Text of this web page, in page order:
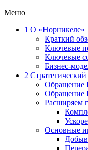
Меню
1 О «Норникеле»
Краткий
Ключевые
Ключевые
Бизнес-
2 Стратегический
Обращение
Обращение
Расширяем
Основные